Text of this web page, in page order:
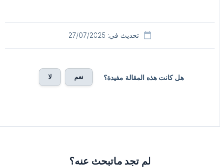
تحديث في: 27/07/2025
هل كانت هذه المقالة مفيدة؟ نعم لا
لم تجد ماتبحث عنه؟